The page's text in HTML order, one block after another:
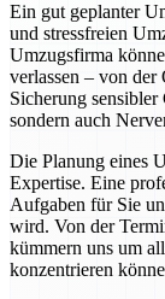
Ein gut geplanter
und stressfreien
Umzugsfirma
verlassen – von der
Sicherung sensibler
sondern auch
Die Planung eines
Expertise. Eine
Aufgaben für Sie
wird. Von der
kümmern uns um
konzentrieren